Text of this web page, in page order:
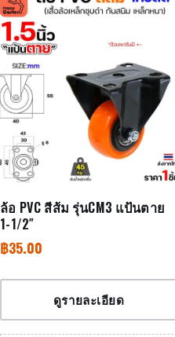
ล้อ PVC สีส้ม รุ่นCM3 แป้นตาย
1-1/2″
฿35.00
ดูรายละเอียด